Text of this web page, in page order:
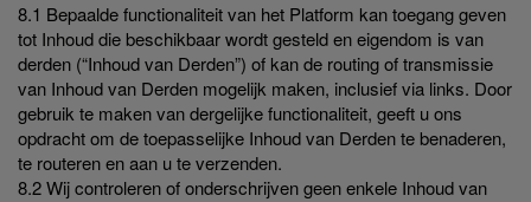
8.1 Bepaalde functionaliteit van het Platform kan toegang geven
tot Inhoud die beschikbaar wordt gesteld en eigendom is van
derden (“Inhoud van Derden”) of kan de routing of transmissie
van Inhoud van Derden mogelijk maken, inclusief via links. Door
gebruik te maken van dergelijke functionaliteit, geeft u ons
opdracht om de toepasselijke Inhoud van Derden te benaderen,
te routeren en aan u te verzenden.
8.2 Wij controleren of onderschrijven geen enkele Inhoud van